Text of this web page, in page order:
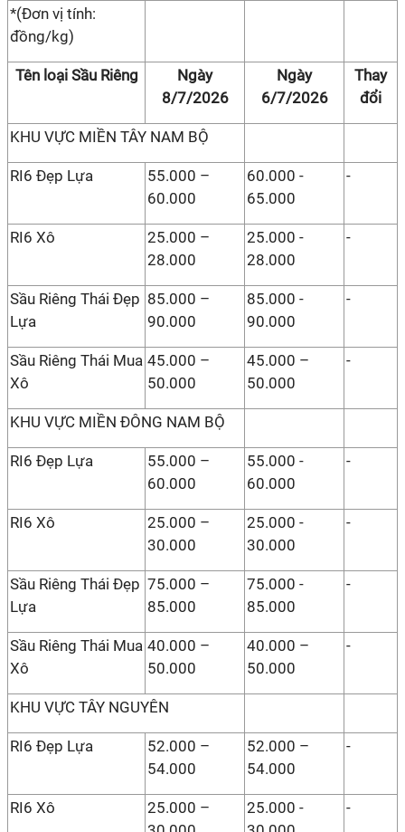
*(Đơn vị tính:
đồng/kg)
Tên loại Sầu Riêng
Ngày
8/7/2026
Ngày
6/7/2026
Thay
đổi
KHU VỰC MIỀN TÂY NAM BỘ
RI6 Đẹp Lựa
55.000 –
60.000
60.000 -
65.000
-
RI6 Xô
25.000 –
28.000
25.000 -
28.000
-
Sầu Riêng Thái Đẹp
Lựa
85.000 –
90.000
85.000 -
90.000
-
Sầu Riêng Thái Mua
Xô
45.000 –
50.000
45.000 –
50.000
-
KHU VỰC MIỀN ĐÔNG NAM BỘ
RI6 Đẹp Lựa
55.000 –
60.000
55.000 -
60.000
-
RI6 Xô
25.000 –
30.000
25.000 -
30.000
-
Sầu Riêng Thái Đẹp
Lựa
75.000 –
85.000
75.000 -
85.000
-
Sầu Riêng Thái Mua
Xô
40.000 –
50.000
40.000 –
50.000
-
KHU VỰC TÂY NGUYÊN
RI6 Đẹp Lựa
52.000 –
54.000
52.000 –
54.000
-
RI6 Xô
25.000 –
25.000 -
-